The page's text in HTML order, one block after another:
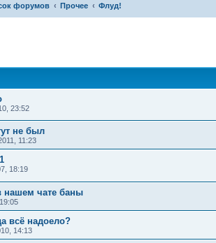
форумов Прочее Флуд!
23:52
не был
11:23
18:19
нашем чате баны
всё надоело?
14:13